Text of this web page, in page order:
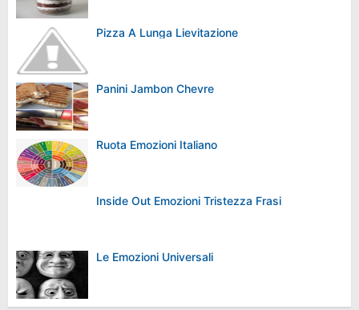
Pizza A Lunga Lievitazione
Panini Jambon Chevre
Ruota Emozioni Italiano
Inside Out Emozioni Tristezza Frasi
Le Emozioni Universali